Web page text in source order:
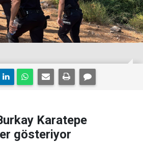
Karatepe
gösteriyor